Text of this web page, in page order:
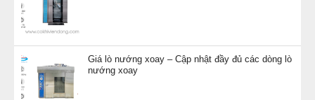
Giá lò nướng xoay – Cập nhật đầy đủ các dòng lò
nướng xoay